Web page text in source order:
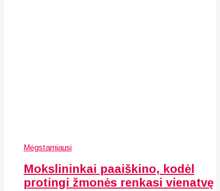
Mėgstamiausi
Mokslininkai paaiškino, kodėl
protingi žmonės renkasi vienatvę